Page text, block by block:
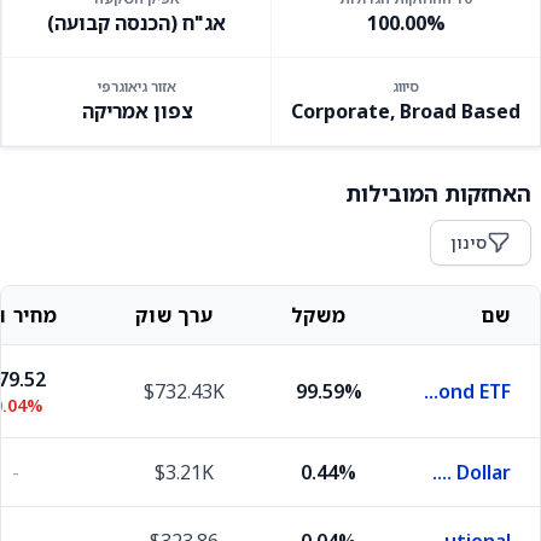
100.00% אג"ח (הכנסה קבועה)
סיווג
Corporate, Broad Based
אזור גיאוגרפי
צפון אמריקה
האחזקות המובילות
סינון
שם משקל ערך שוק מחיר
iShares iBoxx $ High Yield Corporate Bond ETF
99.59%
$732.43K
U.S. Dollar
0.44%
$3.21K
-